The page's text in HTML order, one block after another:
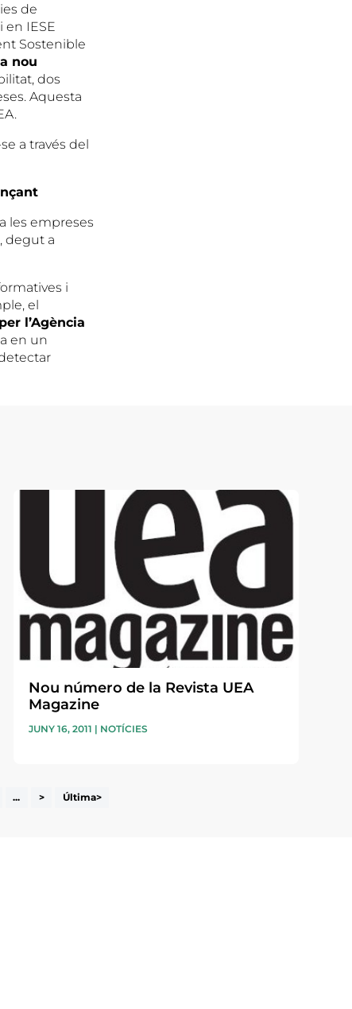
de
en IESE
Sostenible
nou
dos
Aquesta
a través del
les empreses
degut a
i
el
l’Agència
en un
Nou número de la Revista UEA
Magazine
JUNY 16, 2011 | NOTÍCIES
... > Última>